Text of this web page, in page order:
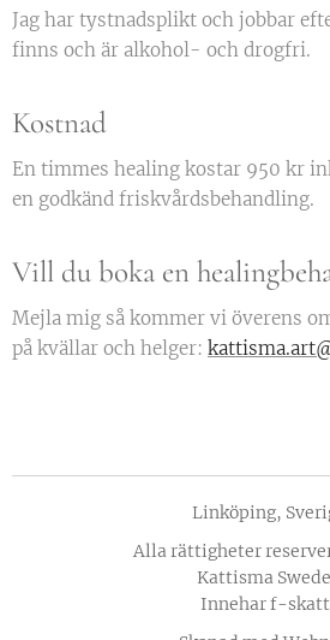
Jag har tystnadsplikt och jobbar
finns och är alkohol- och drogfri.
Kostnad
En timmes healing kostar 950 kr
en godkänd friskvårdsbehandling.
Vill du boka en
Mejla mig så kommer vi överens
på kvällar och helger:
Linköping,
Alla rättigheter
Kattisma
Innehar f-skatt